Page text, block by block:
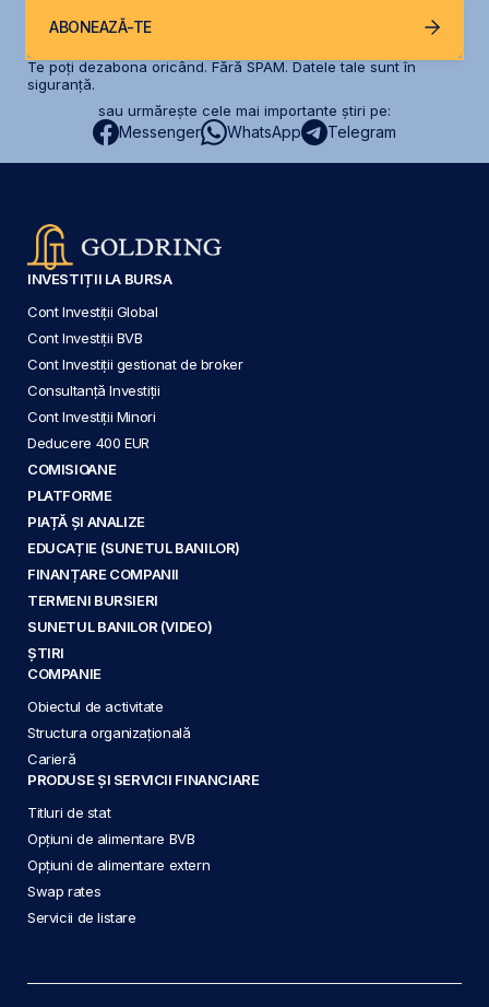
ABONEAZĂ-TE
Te poți dezabona oricând. Fără SPAM. Datele tale sunt în
siguranță.
sau urmărește cele mai importante știri pe:
Messenger WhatsApp Telegram
INVESTIȚII LA BURSA
Cont Investiții Global
Cont Investiții BVB
Cont Investiții gestionat de broker
Consultanță Investiții
Cont Investiții Minori
Deducere 400 EUR
COMISIOANE
PLATFORME
PIAȚĂ ȘI ANALIZE
EDUCAȚIE (SUNETUL BANILOR)
FINANȚARE COMPANII
TERMENI BURSIERI
SUNETUL BANILOR (VIDEO)
ȘTIRI
COMPANIE
Obiectul de activitate
Structura organizațională
Carieră
PRODUSE ȘI SERVICII FINANCIARE
Titluri de stat
Opțiuni de alimentare BVB
Opțiuni de alimentare extern
Swap rates
Servicii de listare